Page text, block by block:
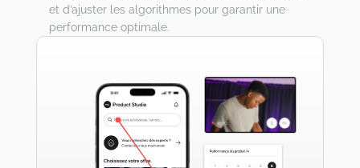
et d’ajuster les algorithmes pour garantir une
performance optimale.